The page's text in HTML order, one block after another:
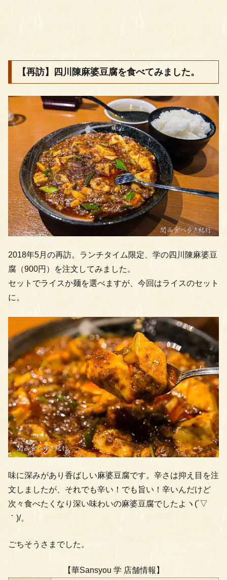
【再訪】四川陳麻婆豆腐を食べてみました。
2018年5月の再訪。ランチタイム限定、学の四川陳麻婆豆
腐（900円）を注文してみました。
セットでライスか麺を選べますが、今回はライスのセット
に。
味に深みがあり香ばしい麻婆豆腐です。辛さは抑え目を注
文しましたが、それでも辛い！でも旨い！辛いんだけど
次々食べたくなり深い味わいの麻婆豆腐でしたよヽ(´▽
｀)/。
ごちそうさまでした。
【華Sansyou 学 店舗情報】